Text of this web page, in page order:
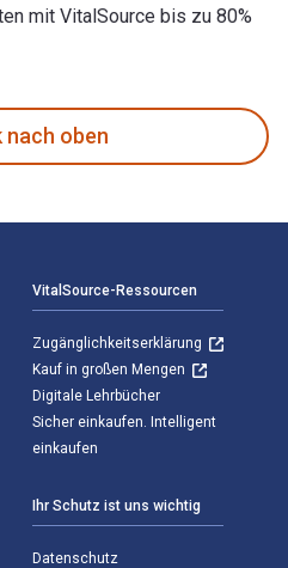
mit VitalSource bis zu 80%
nach oben
VitalSource-Ressourcen
Zugänglichkeitserklärung
Kauf in großen Mengen
Digitale Lehrbücher
Sicher einkaufen. Intelligent
einkaufen
Ihr Schutz ist uns wichtig
Datenschutz